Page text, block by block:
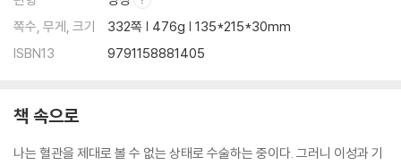
쪽수, 무게, 크기
332쪽 | 476g | 135*215*30mm
ISBN13
9791158881405
책 속으로
나는 혈관을 제대로 볼 수 없는 상태로 수술하는 중이다. 그러니 이성과 기